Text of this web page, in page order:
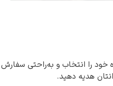
خود را انتخاب و به‌راحتی سفارش
هدیه دهید.